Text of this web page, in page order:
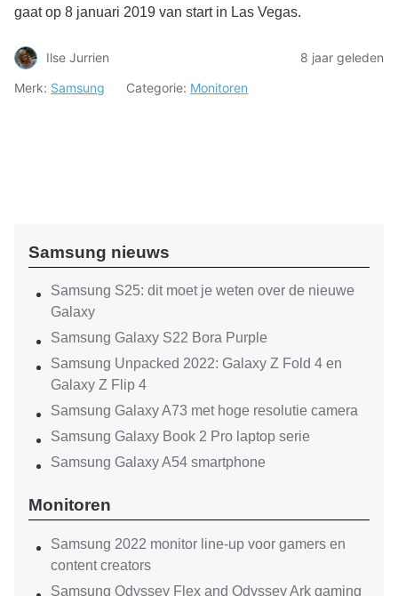
gaat op 8 januari 2019 van start in Las Vegas.
Ilse Jurrien
8 jaar geleden
Merk: Samsung Categorie: Monitoren
Samsung nieuws
Samsung S25: dit moet je weten over de nieuwe
Galaxy
Samsung Galaxy S22 Bora Purple
Samsung Unpacked 2022: Galaxy Z Fold 4 en
Galaxy Z Flip 4
Samsung Galaxy A73 met hoge resolutie camera
Samsung Galaxy Book 2 Pro laptop serie
Samsung Galaxy A54 smartphone
Monitoren
Samsung 2022 monitor line-up voor gamers en
content creators
Samsung Odyssey Flex and Odyssey Ark gaming